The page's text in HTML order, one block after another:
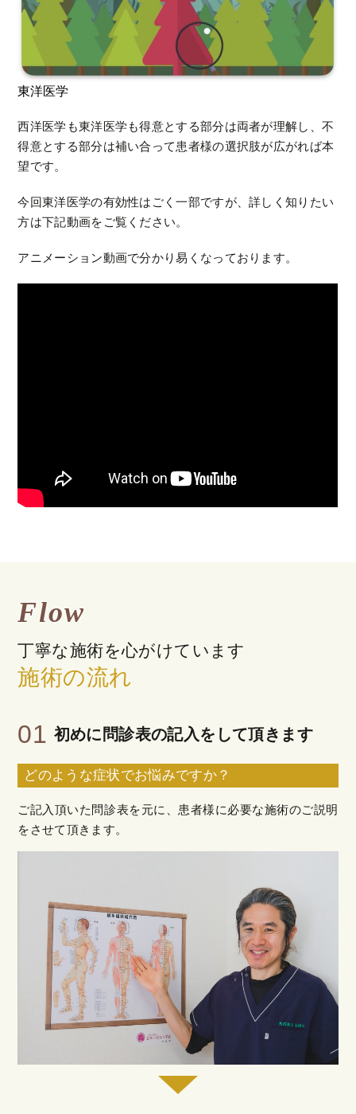
東洋医学
西洋医学も東洋医学も得意とする部分は両者が理解し、不
得意とする部分は補い合って患者様の選択肢が広がれば本
望です。
今回東洋医学の有効性はごく一部ですが、詳しく知りたい
方は下記動画をご覧ください。
アニメーション動画で分かり易くなっております。
Flow
丁寧な施術を心がけています
施術の流れ
01 初めに問診表の記入をして頂きます
どのような症状でお悩みですか？
ご記入頂いた問診表を元に、患者様に必要な施術のご説明
をさせて頂きます。